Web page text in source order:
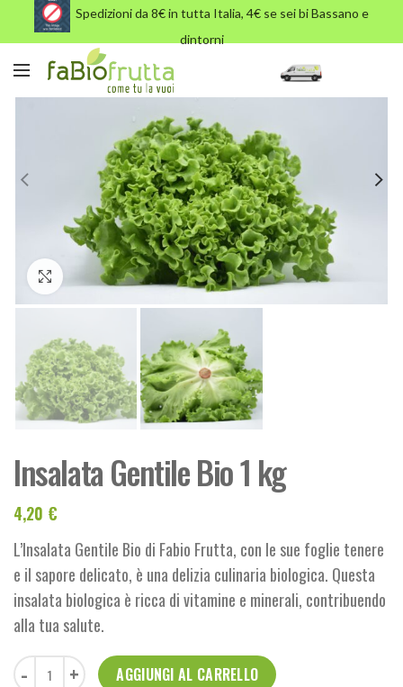
Spedizioni da 8€ in tutta Italia, 4€ se sei bi Bassano e
dintorni
Click to enlarge
Insalata Gentile Bio 1 kg
4,20 €
L’Insalata Gentile Bio di Fabio Frutta, con le sue foglie tenere
e il sapore delicato, è una delizia culinaria biologica. Questa
insalata biologica è ricca di vitamine e minerali, contribuendo
alla tua salute.
Insalata Gentile Bio 1 kg quantitàAGGIUNGI AL CARRELLO